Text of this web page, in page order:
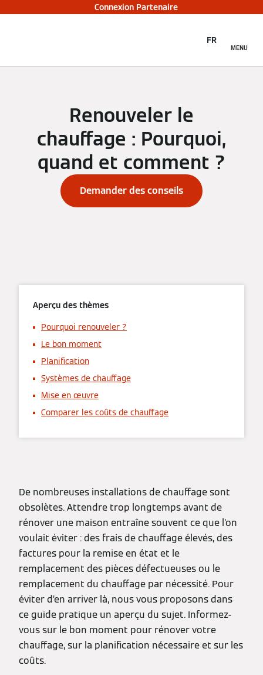
Connexion Partenaire
MENU
FR
Renouveler le
chauffage : Pourquoi,
quand et comment ?
Demander des conseils
Aperçu des thèmes
Pourquoi renouveler ?
Le bon moment
Planification
Systèmes de chauffage
Mise en œuvre
Comparer les coûts de chauffage
De nombreuses installations de chauffage sont
obsolètes. Attendre trop longtemps avant de
rénover une maison entraîne souvent ce que l’on
voulait éviter : des frais de chauffage élevés, des
factures pour la remise en état et le
remplacement des pièces défectueuses ou le
remplacement du chauffage par nécessité. Pour
éviter d’en arriver là, nous vous proposons dans
ce guide pratique un aperçu du sujet. Informez-
vous sur le bon moment pour rénover votre
chauffage, sur la planification nécessaire et sur les
coûts.